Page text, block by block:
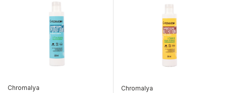
Chromalya Chromalya